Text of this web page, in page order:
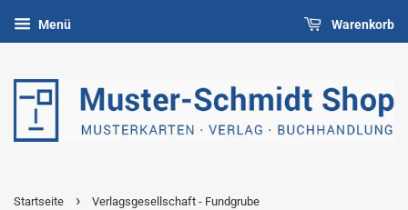
Menü Warenkorb
Startseite › Verlagsgesellschaft - Fundgrube